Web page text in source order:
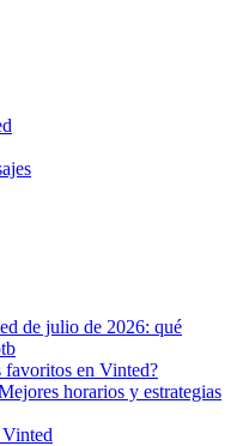
de julio de 2026: qué
favoritos en Vinted?
horarios y estrategias